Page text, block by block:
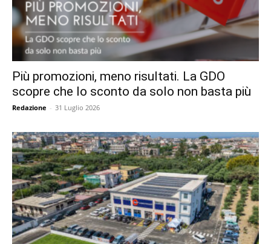
Più promozioni, meno risultati. La GDO
scopre che lo sconto da solo non basta più
Redazione - 31 Luglio 2026